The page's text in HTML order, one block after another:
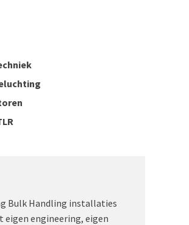
Bulk Handling installaties
eigen engineering, eigen